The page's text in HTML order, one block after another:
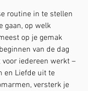
routine in te stellen
gaan, op welk
op je gemak
van de dag
iedereen werkt –
en Liefde uit te
versterk je